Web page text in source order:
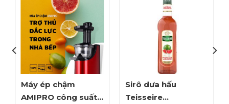
Máy ép chậm
AMIPRO công suất
Sirô dưa hấu
Teisseire